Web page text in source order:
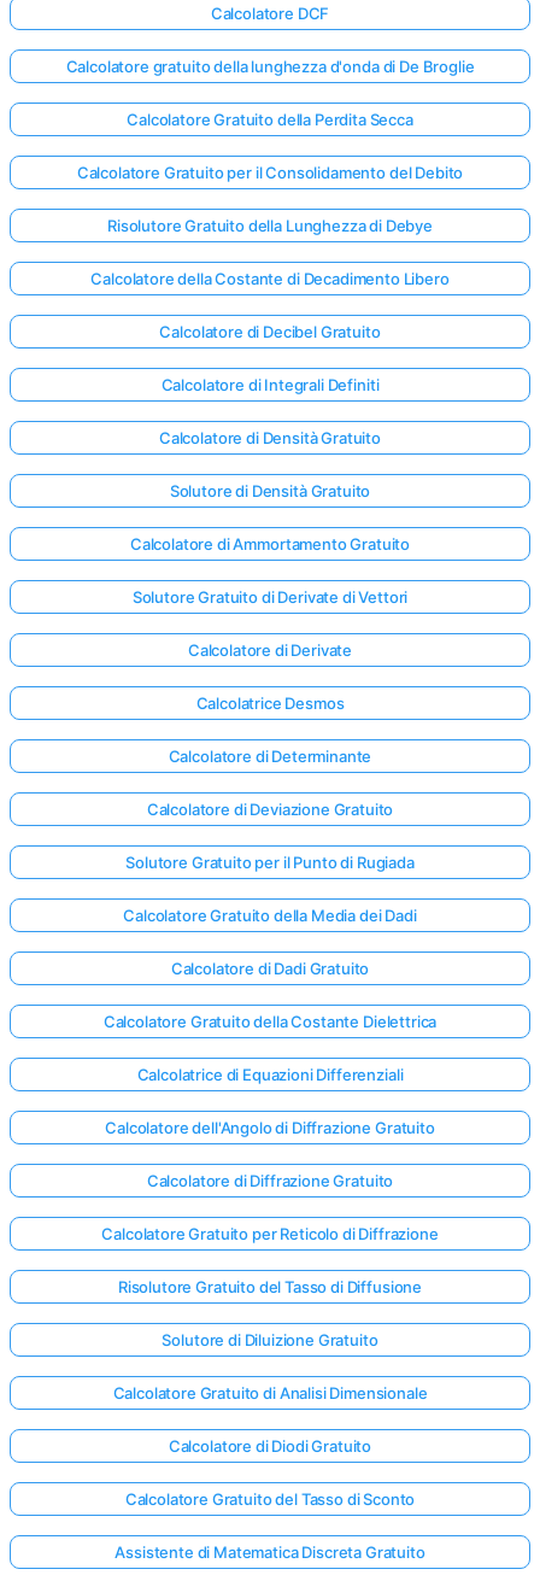
Calcolatore DCF
Calcolatore gratuito della lunghezza d'onda di De Broglie
Calcolatore Gratuito della Perdita Secca
Calcolatore Gratuito per il Consolidamento del Debito
Risolutore Gratuito della Lunghezza di Debye
Calcolatore della Costante di Decadimento Libero
Calcolatore di Decibel Gratuito
Calcolatore di Integrali Definiti
Calcolatore di Densità Gratuito
Solutore di Densità Gratuito
Calcolatore di Ammortamento Gratuito
Solutore Gratuito di Derivate di Vettori
Calcolatore di Derivate
Calcolatrice Desmos
Calcolatore di Determinante
Calcolatore di Deviazione Gratuito
Solutore Gratuito per il Punto di Rugiada
Calcolatore Gratuito della Media dei Dadi
Calcolatore di Dadi Gratuito
Calcolatore Gratuito della Costante Dielettrica
Calcolatrice di Equazioni Differenziali
Calcolatore dell'Angolo di Diffrazione Gratuito
Calcolatore di Diffrazione Gratuito
Calcolatore Gratuito per Reticolo di Diffrazione
Risolutore Gratuito del Tasso di Diffusione
Solutore di Diluizione Gratuito
Calcolatore Gratuito di Analisi Dimensionale
Calcolatore di Diodi Gratuito
Calcolatore Gratuito del Tasso di Sconto
Assistente di Matematica Discreta Gratuito